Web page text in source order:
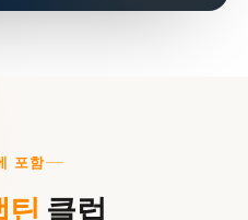
포함
클럽